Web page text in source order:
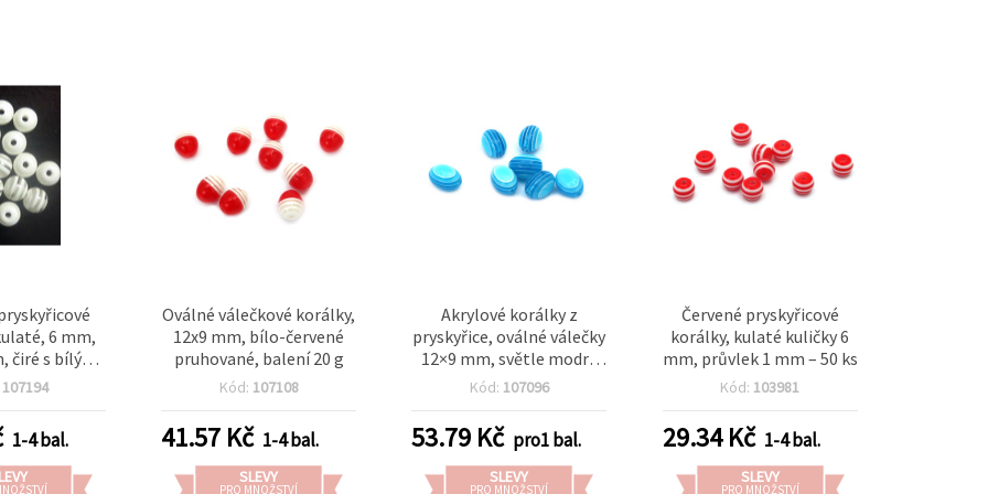
6 mm,
čiré s bílými
50 ks
107194
1-4 bal.
Oválné válečkové korálky,
12x9 mm, bílo-červené
pruhované, balení 20 g
Kód: 107108
41.57 Kč 1-4 bal.
SLEVY
PRO MNOŽSTVÍ
Akrylové korálky z
pryskyřice, oválné válečky
12×9 mm, světle modré
pruhované – 50 ks
Kód: 107096
53.79 Kč pro1 bal.
SLEVY
PRO MNOŽSTVÍ
Červené pryskyřicové
korálky, kulaté kuličky 6
mm, průvlek 1 mm – 50 ks
Kód: 103981
29.34Kč 1-4 bal.
SLEVY
PRO MNOŽSTVÍ